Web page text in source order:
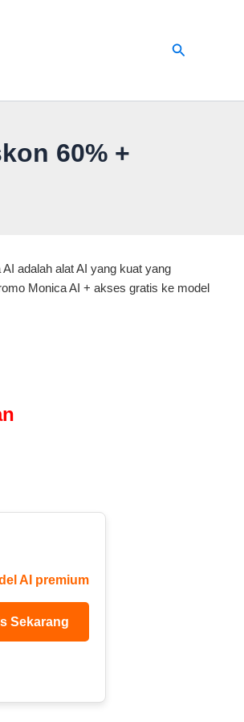
Cari
60% +
adalah alat AI yang kuat yang
Monica AI + akses gratis ke model
AI premium
Sekarang